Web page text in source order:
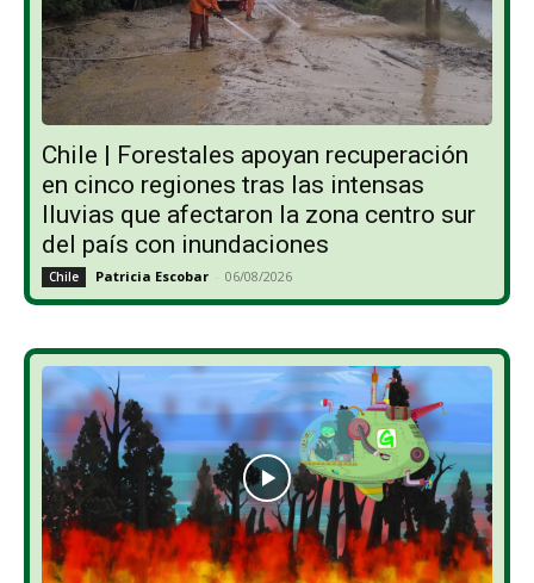
Chile | Forestales apoyan recuperación
en cinco regiones tras las intensas
lluvias que afectaron la zona centro sur
del país con inundaciones
Chile Patricia Escobar - 06/08/2026